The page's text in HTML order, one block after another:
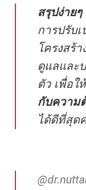
สรุปง่าย
การปรับ
โครงสร้
ดูแลและ
ตัว เพื่อใ
กับความ
ได้ดีที่สุด